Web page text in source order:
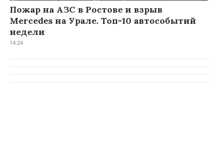
Пожар на АЗС в Ростове и взрыв
Mercedes на Урале. Топ-10 автособытий
недели
14:24